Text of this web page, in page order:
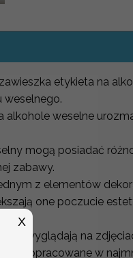
etykieta na
weselnego.
alkohole weselne
mogą posiadać
zabawy.
z elementów
one poczucie
wyglądają na
dopracowane w
X